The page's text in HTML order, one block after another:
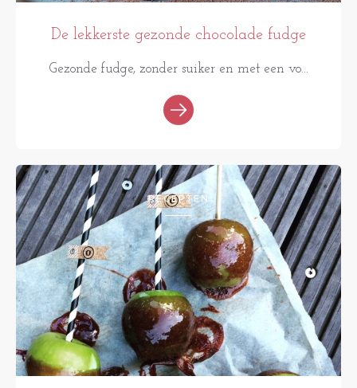
De lekkerste gezonde chocolade fudge
Gezonde fudge, zonder suiker en met een vo...
RECEPTEN